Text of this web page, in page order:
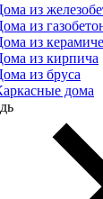
из
из
из
из кирпича
из бруса
дома